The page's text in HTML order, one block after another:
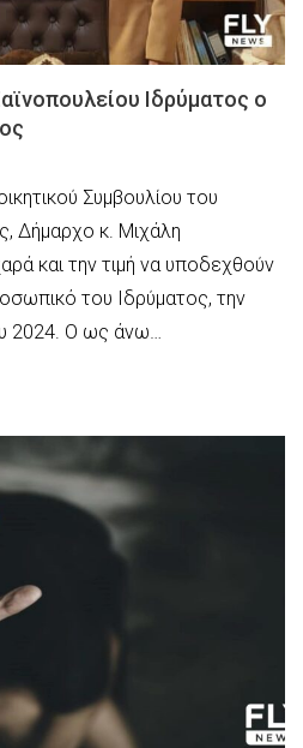
Ιδρύματος ο
Συμβουλίου του
Δήμαρχο κ. Μιχάλη
και την τιμή να υποδεχθούν
του Ιδρύματος, την
2024. Ο ως άνω…